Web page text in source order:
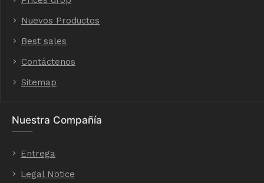
Nuevos Productos
Best sales
Contáctenos
Sitemap
Nuestra Compañía
Entrega
Legal Notice